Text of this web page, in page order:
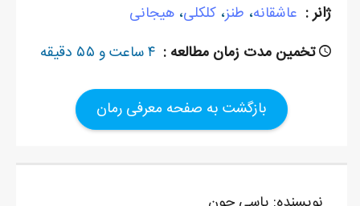
ژانر : عاشقانه، طنز، کلکلی، هیجانی
تخمین مدت زمان مطالعه : ۴ ساعت و ۵۵ دقیقه
بازگشت به صفحه معرفی رمان